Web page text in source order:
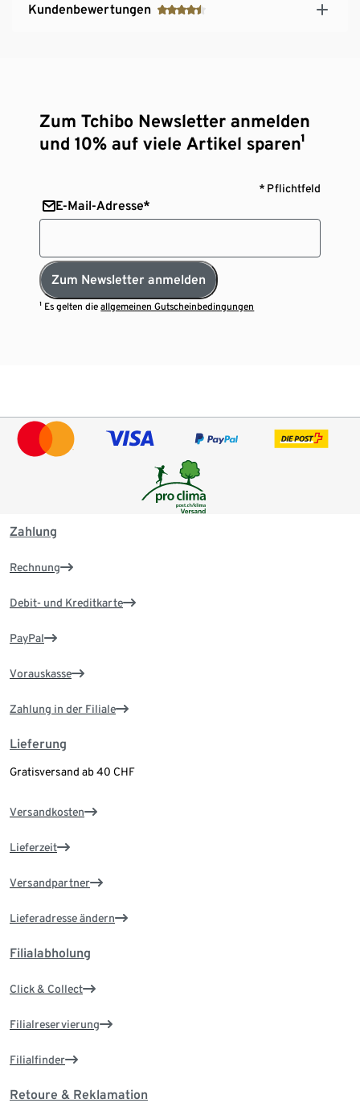
Kundenbewertungen
Zum Tchibo Newsletter anmelden
und 10% auf viele Artikel sparen¹
* Pflichtfeld
E-Mail-Adresse*
Zum Newsletter anmelden
¹ Es gelten dieallgemeinen Gutscheinbedingungen
Zahlung
Rechnung
Debit- und Kreditkarte
PayPal
Vorauskasse
Zahlung in der Filiale
Lieferung
Gratisversand ab 40 CHF
Versandkosten
Lieferzeit
Versandpartner
Lieferadresse ändern
Filialabholung
Click & Collect
Filialreservierung
Filialfinder
Retoure & Reklamation